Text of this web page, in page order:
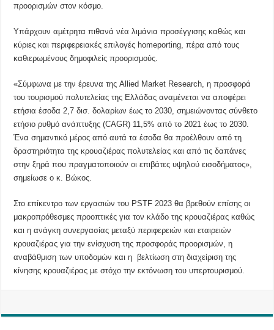
προορισμών στον κόσμο.
Υπάρχουν αμέτρητα πιθανά νέα λιμάνια προσέγγισης καθώς και
κύριες και περιφερειακές επιλογές homeporting, πέρα από τους
καθιερωμένους δημοφιλείς προορισμούς.
«Σύμφωνα με την έρευνα της Allied Market Research, η προσφορά
του τουρισμού πολυτελείας της Ελλάδας αναμένεται να αποφέρει
ετήσια έσοδα 2,7 δισ. δολαρίων έως το 2030, σημειώνοντας σύνθετο
ετήσιο ρυθμό ανάπτυξης (CAGR) 11,5% από το 2021 έως το 2030.
Ένα σημαντικό μέρος από αυτά τα έσοδα θα προέλθουν από τη
δραστηριότητα της κρουαζιέρας πολυτελείας και από τις δαπάνες
στην ξηρά που πραγματοποιούν οι επιβάτες υψηλού εισοδήματος»,
σημείωσε ο κ. Βώκος.
Στο επίκεντρο των εργασιών του PSTF 2023 θα βρεθούν επίσης οι
μακροπρόθεσμες προοπτικές για τον κλάδο της κρουαζιέρας καθώς
και η ανάγκη συνεργασίας μεταξύ περιφερειών και εταιρειών
κρουαζιέρας για την ενίσχυση της προσφοράς προορισμών, η
αναβάθμιση των υποδομών και η βελτίωση στη διαχείριση της
κίνησης κρουαζιέρας με στόχο την εκτόνωση του υπερτουρισμού.